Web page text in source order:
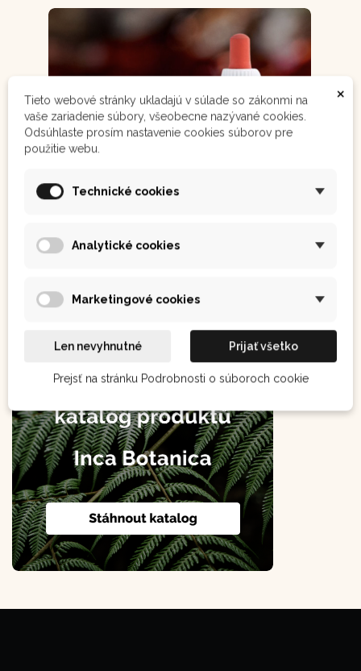
menštruáciu nemajú a
chcú si zachovať
mladistvý...
×
Tieto webové stránky ukladajú v súlade so zákonmi na
vaše zariadenie súbory, všeobecne nazývané cookies.
Odsúhlaste prosím nastavenie cookies súborov pre
použitie webu.
Technické cookies
Analytické cookies
Marketingové cookies
Len nevyhnutné Prijať všetko
Prejsť na stránku Podrobnosti o súboroch cookie